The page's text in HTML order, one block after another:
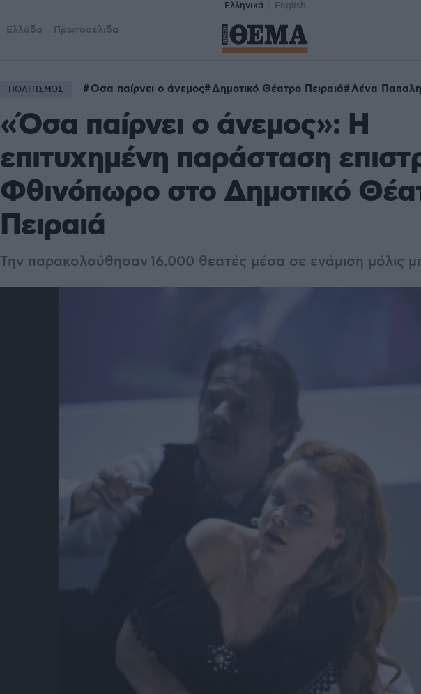
Ελληνικά English
Ελλάδα Πρωτοσέλιδα
ΠΟΛΙΤΙΣΜΟΣ Οσα παίρνει ο άνεμος Δημοτικό Θέατρο Πειραιά Λένα
«Όσα παίρνει ο άνεμος»: Η
επιτυχημένη παράσταση
Φθινόπωρο στο Δημοτικό
Πειραιά
Την παρακολούθησαν16.000 θεατές μέσα σε ενάμιση μόλις